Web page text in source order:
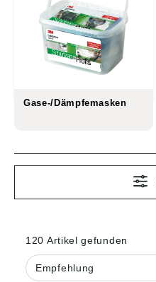
Gase-/Dämpfemasken
120 Artikel gefunden